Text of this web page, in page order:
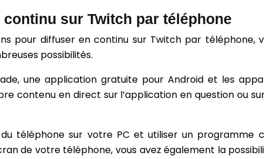
sur Twitch par téléphone
pour diffuser en continu sur Twitch par
possibilités.
une application gratuite pour Android et les
contenu en direct sur l’application en question ou
du téléphone sur votre PC et utiliser un
de votre téléphone, vous avez également la